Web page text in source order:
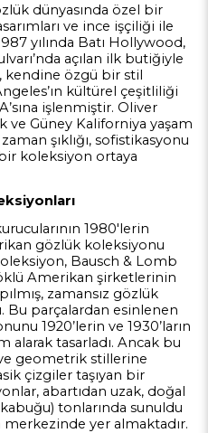
dünyasında özel bir
ve ince işçiliği ile
yılında Batı Hollywood,
açılan ilk butiğiyle
kendine özgü bir stil
kültürel çeşitliliği
işlenmiştir. Oliver
ve Güney Kaliforniya yaşam
şıklığı, sofistikasyonu
koleksiyon ortaya
1980'lerin
gözlük koleksiyonu
Bausch & Lomb
Amerikan şirketlerinin
zamansız gözlük
Bu parçalardan esinlenen
1920’lerin ve 1930’ların
tasarladı. Ancak bu
geometrik stillerine
çizgiler taşıyan bir
abartıdan uzak, doğal
tonlarında sunuldu
yer almaktadır.